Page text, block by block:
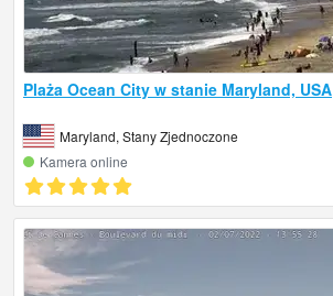
Plaża Ocean City w stanie Maryland, USA
Maryland, Stany Zjednoczone
Kamera online